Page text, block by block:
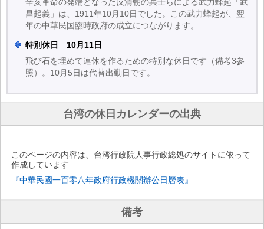
昌起義」は、1911年10月10日でした。この武力蜂起が、翌
年の中華民国臨時政府の成立につながります。
特別休日 10月11日
飛び石を埋めて連休を作るための特別な休日です（備考3参
照）。10月5日は代替出勤日です。
台湾の休日カレンダーの出典
このページの内容は、台湾行政院人事行政総処のサイトに依って
作成しています
『中華民國一百零八年政府行政機關辦公日曆表』
備考